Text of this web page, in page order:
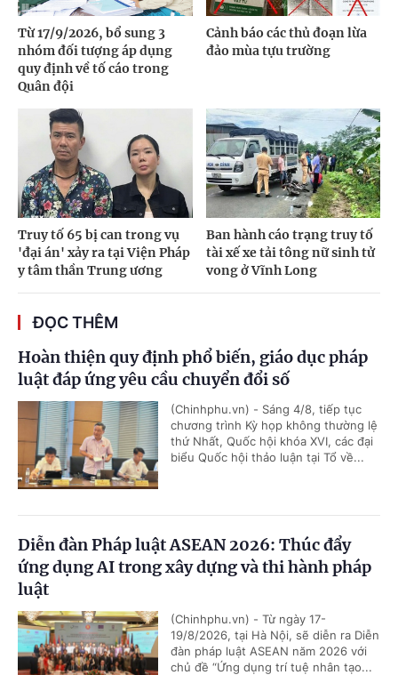
Từ 17/9/2026, bổ sung 3
nhóm đối tượng áp dụng
quy định về tố cáo trong
Quân đội
Cảnh báo các thủ đoạn lừa
đảo mùa tựu trường
Truy tố 65 bị can trong vụ
'đại án' xảy ra tại Viện Pháp
y tâm thần Trung ương
Ban hành cáo trạng truy tố
tài xế xe tải tông nữ sinh tử
vong ở Vĩnh Long
ĐỌC THÊM
Hoàn thiện quy định phổ biến, giáo dục pháp
luật đáp ứng yêu cầu chuyển đổi số
(Chinhphu.vn) - Sáng 4/8, tiếp tục
chương trình Kỳ họp không thường lệ
thứ Nhất, Quốc hội khóa XVI, các đại
biểu Quốc hội thảo luận tại Tổ về...
Diễn đàn Pháp luật ASEAN 2026: Thúc đẩy
ứng dụng AI trong xây dựng và thi hành pháp
luật
(Chinhphu.vn) - Từ ngày 17-
19/8/2026, tại Hà Nội, sẽ diễn ra Diễn
đàn pháp luật ASEAN năm 2026 với
chủ đề “Ứng dụng trí tuệ nhân tạo...